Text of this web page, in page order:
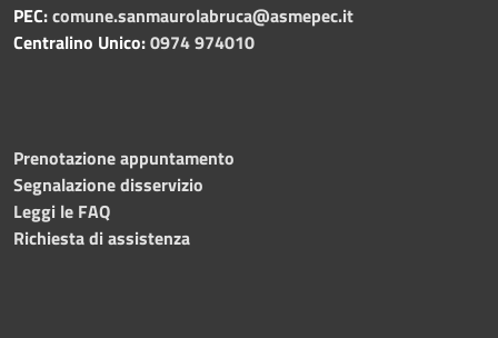
PEC:comune.sanmaurolabruca@asmepec.it
Centralino Unico:0974 974010
Prenotazione appuntamento
Segnalazione disservizio
Leggi le FAQ
Richiesta di assistenza